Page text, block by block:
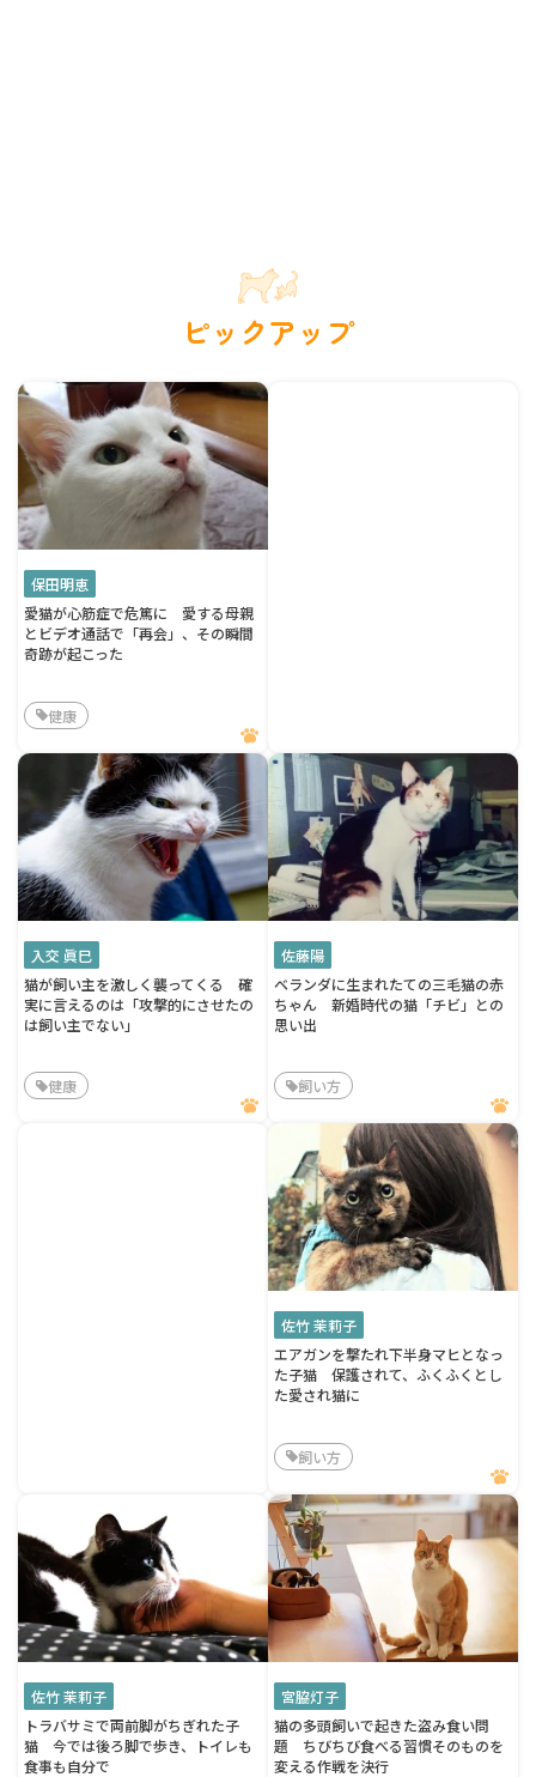
ピックアップ
保田明恵
愛猫が心筋症で危篤に 愛する母親
とビデオ通話で「再会」、その瞬間
奇跡が起こった
健康
入交 眞巳
猫が飼い主を激しく襲ってくる 確
実に言えるのは「攻撃的にさせたの
は飼い主でない」
健康
佐藤陽
ベランダに生まれたての三毛猫の赤
ちゃん 新婚時代の猫「チビ」との
思い出
飼い方
佐竹 茉莉子
エアガンを撃たれ下半身マヒとなっ
た子猫 保護されて、ふくふくとし
た愛され猫に
飼い方
佐竹 茉莉子
トラバサミで両前脚がちぎれた子
猫 今では後ろ脚で歩き、トイレも
食事も自分で
宮脇灯子
猫の多頭飼いで起きた盗み食い問
題 ちびちび食べる習慣そのものを
変える作戦を決行